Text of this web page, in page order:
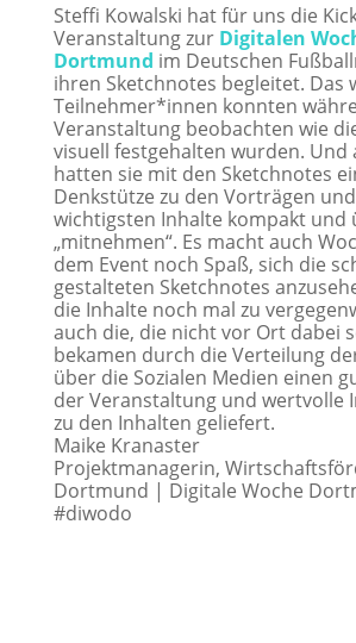
Steffi Kowalski hat für uns die
Veranstaltung zur Digitalen
Dortmund im Deutschen
ihren Sketchnotes begleitet. Das
Teilnehmer*innen konnten
Veranstaltung beobachten wie
visuell festgehalten wurden. Und
hatten sie mit den Sketchnotes
Denkstütze zu den Vorträgen
wichtigsten Inhalte kompakt und
„mitnehmen“. Es macht auch
dem Event noch Spaß, sich die
gestalteten Sketchnotes
die Inhalte noch mal zu
auch die, die nicht vor Ort dabei
bekamen durch die Verteilung
über die Sozialen Medien einen
der Veranstaltung und wertvolle
zu den Inhalten geliefert.
Maike Kranaster
Projektmanagerin,
Dortmund | Digitale Woche
#diwodo